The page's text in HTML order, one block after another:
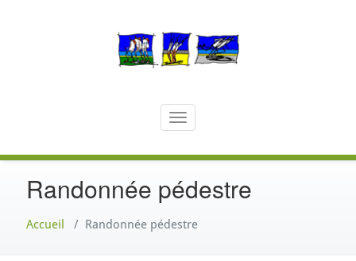
Damgan Multisport
Toggle navigation
Randonnée pédestre
Accueil / Randonnée pédestre